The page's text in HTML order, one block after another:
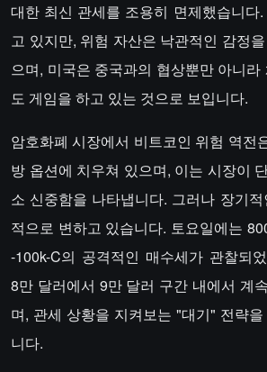
대한 최신 관세를 조용히 면제했습니다
고 있지만, 위험 자산은 낙관적인 감정
으며, 미국은 중국과의 협상뿐만 아니
도 게임을 하고 있는 것으로 보입니다.
암호화폐 시장에서 비트코인 위험 역전
방 옵션에 치우쳐 있으며, 이는 시장이
소 신중함을 나타냅니다. 그러나 장기
적으로 변하고 있습니다. 토요일에는
-100k-C의 공격적인 매수세가 관찰되
8만 달러에서 9만 달러 구간 내에서 계
며, 관세 상황을 지켜보는 "대기" 전략
니다.